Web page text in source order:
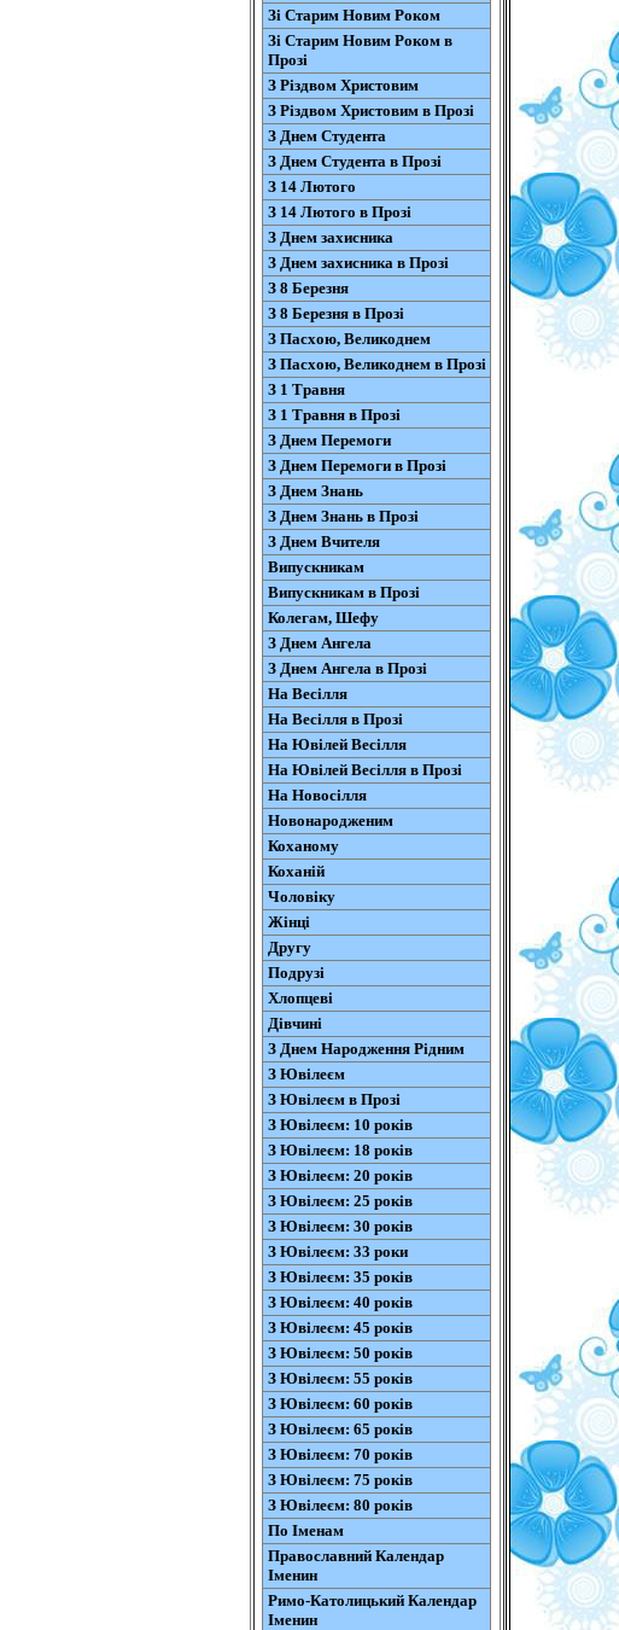
Зі Старим Новим Роком
Зі Старим Новим Роком в
Прозі
З Різдвом Христовим
З Різдвом Христовим в Прозі
З Днем Студента
З Днем Студента в Прозі
З 14 Лютого
З 14 Лютого в Прозі
З Днем захисника
З Днем захисника в Прозі
З 8 Березня
З 8 Березня в Прозі
З Пасхою, Великоднем
З Пасхою, Великоднем в Прозі
З 1 Травня
З 1 Травня в Прозі
З Днем Перемоги
З Днем Перемоги в Прозі
З Днем Знань
З Днем Знань в Прозі
З Днем Вчителя
Випускникам
Випускникам в Прозі
Колегам, Шефу
З Днем Ангела
З Днем Ангела в Прозі
На Весілля
На Весілля в Прозі
На Ювілей Весілля
На Ювілей Весілля в Прозі
На Новосілля
Новонародженим
Коханому
Коханій
Чоловіку
Жінці
Другу
Подрузі
Хлопцеві
Дівчині
З Днем Народження Рідним
З Ювілеєм
З Ювілеєм в Прозі
З Ювілеєм: 10 років
З Ювілеєм: 18 років
З Ювілеєм: 20 років
З Ювілеєм: 25 років
З Ювілеєм: 30 років
З Ювілеєм: 33 роки
З Ювілеєм: 35 років
З Ювілеєм: 40 років
З Ювілеєм: 45 років
З Ювілеєм: 50 років
З Ювілеєм: 55 років
З Ювілеєм: 60 років
З Ювілеєм: 65 років
З Ювілеєм: 70 років
З Ювілеєм: 75 років
З Ювілеєм: 80 років
По Іменам
Православний Календар
Іменин
Римо-Католицький Календар
Іменин